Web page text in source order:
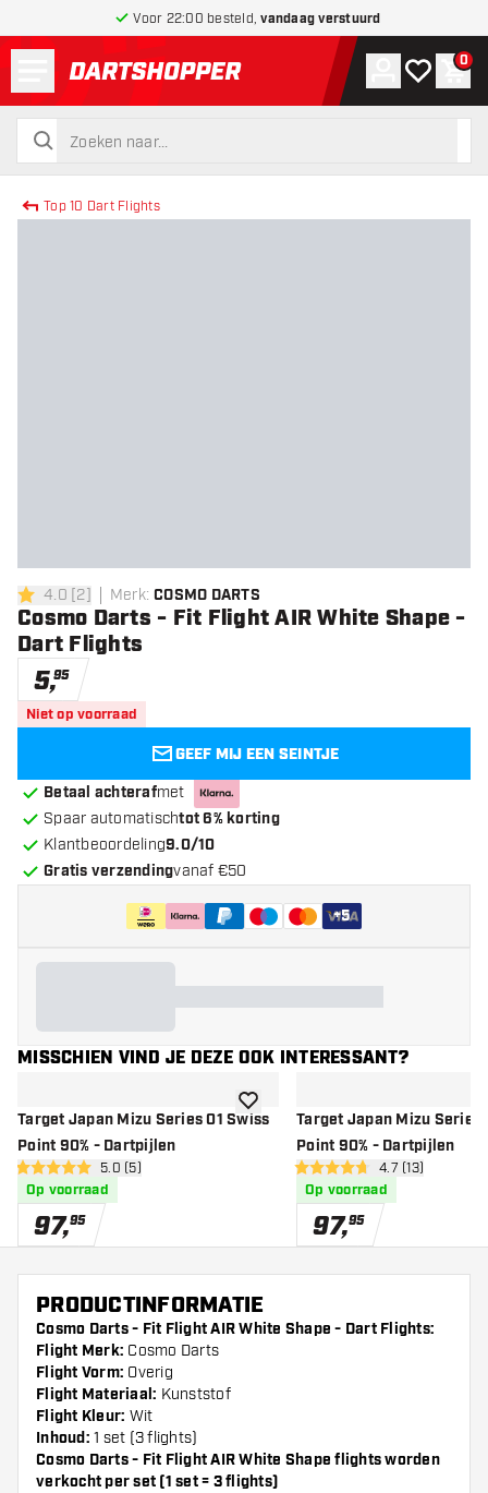
Voor 22:00 besteld,vandaag verstuurd
terug naar home pagina
zoeken
zoeken
Account
Mijn 0
Top 10 Dart Flights
4 score sterren
4.0 [2] Merk: COSMO DARTS
Cosmo Darts - Fit Flight AIR White Shape -
Dart Flights
5,95
Niet op voorraad
GEEF MIJ EEN SEINTJE
Betaal achterafmet
Spaar automatischtot 6% korting
Klantbeoordeling9.0/10
Gratis verzendingvanaf €50
+5
MISSCHIEN VIND JE DEZE OOK INTERESSANT?
Target Japan Mizu Series 01 Swiss
Point 90% - Dartpijlen
open reviews drawer
5 score sterren5.0 (5)
Op voorraad
97,95
toevoegen aan verlanglijst
Target Japan Mizu Series
Point 90% - Dartpijlen
open reviews
4.7 score sterren4.7 (13)
Op voorraad
97,95
PRODUCTINFORMATIE
Cosmo Darts - Fit Flight AIR White Shape - Dart Flights:
Flight Merk: Cosmo Darts
Flight Vorm: Overig
Flight Materiaal: Kunststof
Flight Kleur: Wit
Inhoud: 1 set (3 flights)
Cosmo Darts - Fit Flight AIR White Shape flights worden
verkocht per set (1 set = 3 flights)